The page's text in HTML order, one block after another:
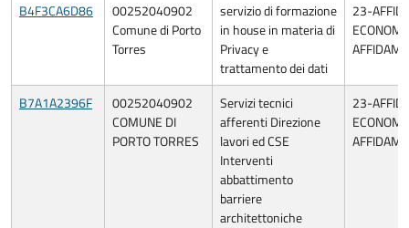
B4F3CA6D86
00252040902
Comune di Porto
Torres
servizio di formazione
in house in materia di
Privacy e
trattamento dei dati
23-
B7A1A2396F
00252040902
COMUNE DI
PORTO TORRES
Servizi tecnici
afferenti Direzione
lavori ed CSE
Interventi
abbattimento
barriere
architettoniche
23-